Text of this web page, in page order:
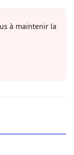
à maintenir la